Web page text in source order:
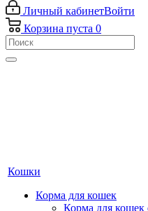
Личный кабинетВойти
Корзина пуста 0
Кошки
Корма для кошек
Корма для кошек